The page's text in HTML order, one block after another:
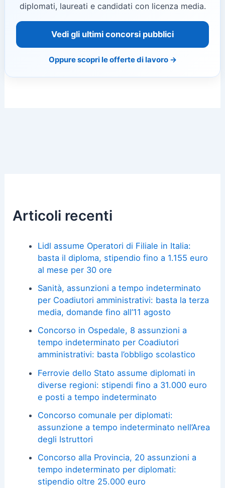
diplomati, laureati e candidati con licenza media.
Vedi gli ultimi concorsi pubblici
Oppure scopri le offerte di lavoro →
Articoli recenti
Lidl assume Operatori di Filiale in Italia:
basta il diploma, stipendio fino a 1.155 euro
al mese per 30 ore
Sanità, assunzioni a tempo indeterminato
per Coadiutori amministrativi: basta la terza
media, domande fino all’11 agosto
Concorso in Ospedale, 8 assunzioni a
tempo indeterminato per Coadiutori
amministrativi: basta l’obbligo scolastico
Ferrovie dello Stato assume diplomati in
diverse regioni: stipendi fino a 31.000 euro
e posti a tempo indeterminato
Concorso comunale per diplomati:
assunzione a tempo indeterminato nell’Area
degli Istruttori
Concorso alla Provincia, 20 assunzioni a
tempo indeterminato per diplomati:
stipendio oltre 25.000 euro